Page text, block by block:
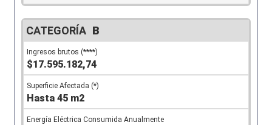
B
$17.595.182,74
Hasta 45 m2